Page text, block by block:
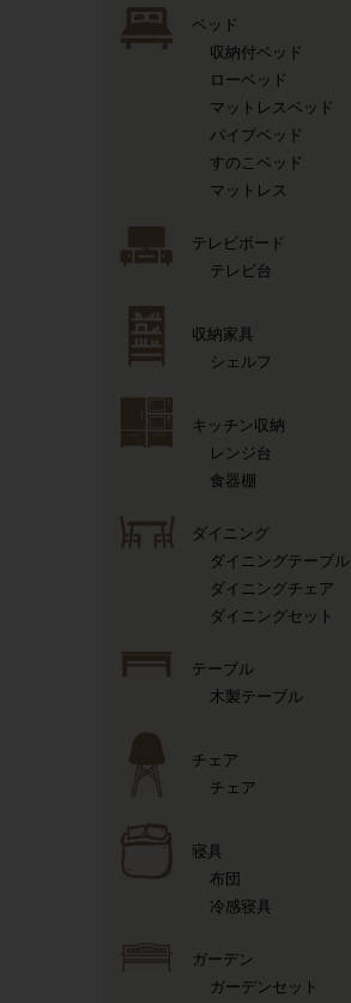
ベッド
収納付ベッド
ローベッド
マットレスベッド
パイプベッド
すのこベッド
マットレス
テレビボード
テレビ台
収納家具
シェルフ
キッチン収納
レンジ台
食器棚
ダイニング
ダイニングテーブル
ダイニングチェア
ダイニングセット
テーブル
木製テーブル
チェア
チェア
寝具
布団
冷感寝具
ガーデン
ガーデンセット